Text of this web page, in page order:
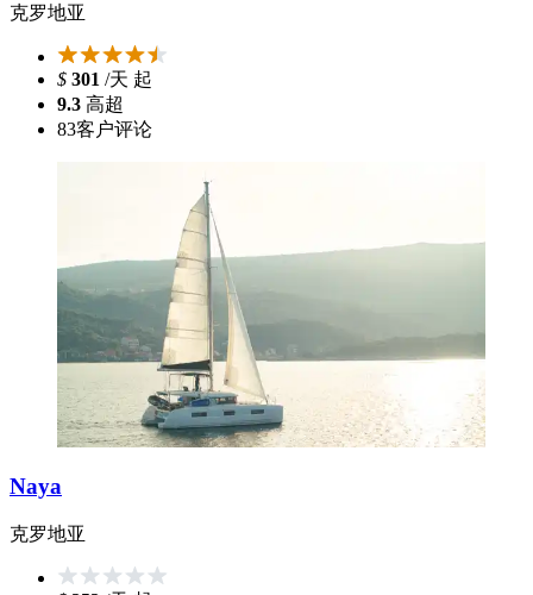
克罗地亚
$ 301 /天 起
9.3 高超
83客户评论
Naya
克罗地亚